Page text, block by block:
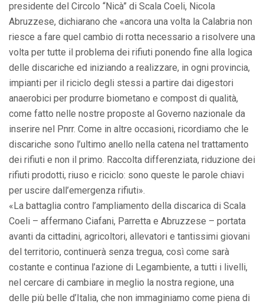
presidente del Circolo “Nicà” di Scala Coeli, Nicola
Abruzzese, dichiarano che «ancora una volta la Calabria non
riesce a fare quel cambio di rotta necessario a risolvere una
volta per tutte il problema dei rifiuti ponendo fine alla logica
delle discariche ed iniziando a realizzare, in ogni provincia,
impianti per il riciclo degli stessi a partire dai digestori
anaerobici per produrre biometano e compost di qualità,
come fatto nelle nostre proposte al Governo nazionale da
inserire nel Pnrr. Come in altre occasioni, ricordiamo che le
discariche sono l’ultimo anello nella catena nel trattamento
dei rifiuti e non il primo. Raccolta differenziata, riduzione dei
rifiuti prodotti, riuso e riciclo: sono queste le parole chiavi
per uscire dall’emergenza rifiuti».
«La battaglia contro l’ampliamento della discarica di Scala
Coeli – affermano Ciafani, Parretta e Abruzzese – portata
avanti da cittadini, agricoltori, allevatori e tantissimi giovani
del territorio, continuerà senza tregua, così come sarà
costante e continua l’azione di Legambiente, a tutti i livelli,
nel cercare di cambiare in meglio la nostra regione, una
delle più belle d’Italia, che non immaginiamo come piena di